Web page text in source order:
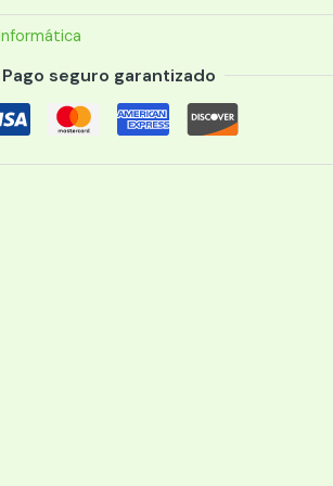
Pago seguro garantizado